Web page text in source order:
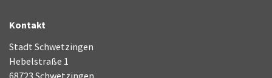
Kontakt
Stadt Schwetzingen
Hebelstraße 1